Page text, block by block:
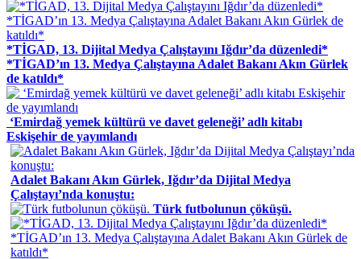
*TİGAD, 13. Dijital Medya Çalıştayını Iğdır’da düzenledi*
*TİGAD’ın 13. Medya Çalıştayına Adalet Bakanı Akın Gürlek
de katıldı*
​ ‘Emirdağ yemek kültürü ve davet geleneği’ adlı kitabı
Eskişehir de yayımlandı
Adalet Bakanı Akın Gürlek, Iğdır’da Dijital Medya
Çalıştayı’nda konuştu:
Türk futbolunun çöküşü.